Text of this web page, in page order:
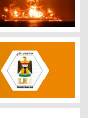
العراق: استهداف
الإعلام الأمني تعلن استلام 2250 إرهابياً من سوريا وبدء